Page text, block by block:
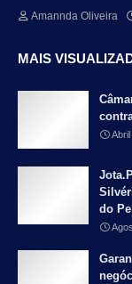
Amannda Oliveira
MAIS
Abril
do